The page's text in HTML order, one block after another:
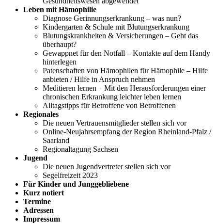
Leben mit Hämophilie
Diagnose Gerinnungserkrankung – was nun?
Kindergarten & Schule mit Blutungserkrankung
Blutungskrankheiten & Versicherungen – Geht das
überhaupt?
Gewappnet für den Notfall – Kontakte auf dem Handy
hinterlegen
Patenschaften von Hämophilen für Hämophile – Hilfe
anbieten / Hilfe in Anspruch nehmen
Meditieren lernen – Mit den Herausforderungen einer
chronischen Erkrankung leichter leben lernen
Alltagstipps für Betroffene von Betroffenen
Regionales
Die neuen Vertrauensmitglieder stellen sich vor
Online-Neujahrsempfang der Region Rheinland-Pfalz /
Saarland
Regionaltagung Sachsen
Jugend
Die neuen Jugendvertreter stellen sich vor
Segelfreizeit 2023
Für Kinder und Junggebliebene
Kurz notiert
Termine
Adressen
Impressum